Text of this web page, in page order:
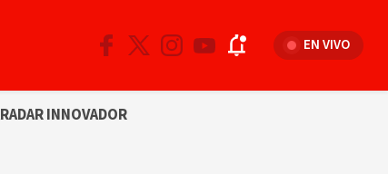
EN VIVO
RADAR INNOVADOR